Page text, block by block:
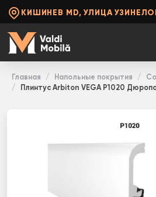
КИШИНЕВ MD, УЛИЦА
Главная Напольные покрытия
Плинтус Arbiton VEGA P1020